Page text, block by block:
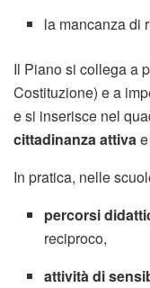
la mancanza di
Il Piano si collega a
Costituzione) e a
e si inserisce nel
cittadinanza attiva
In pratica, nelle
percorsi
reciproco,
attività di